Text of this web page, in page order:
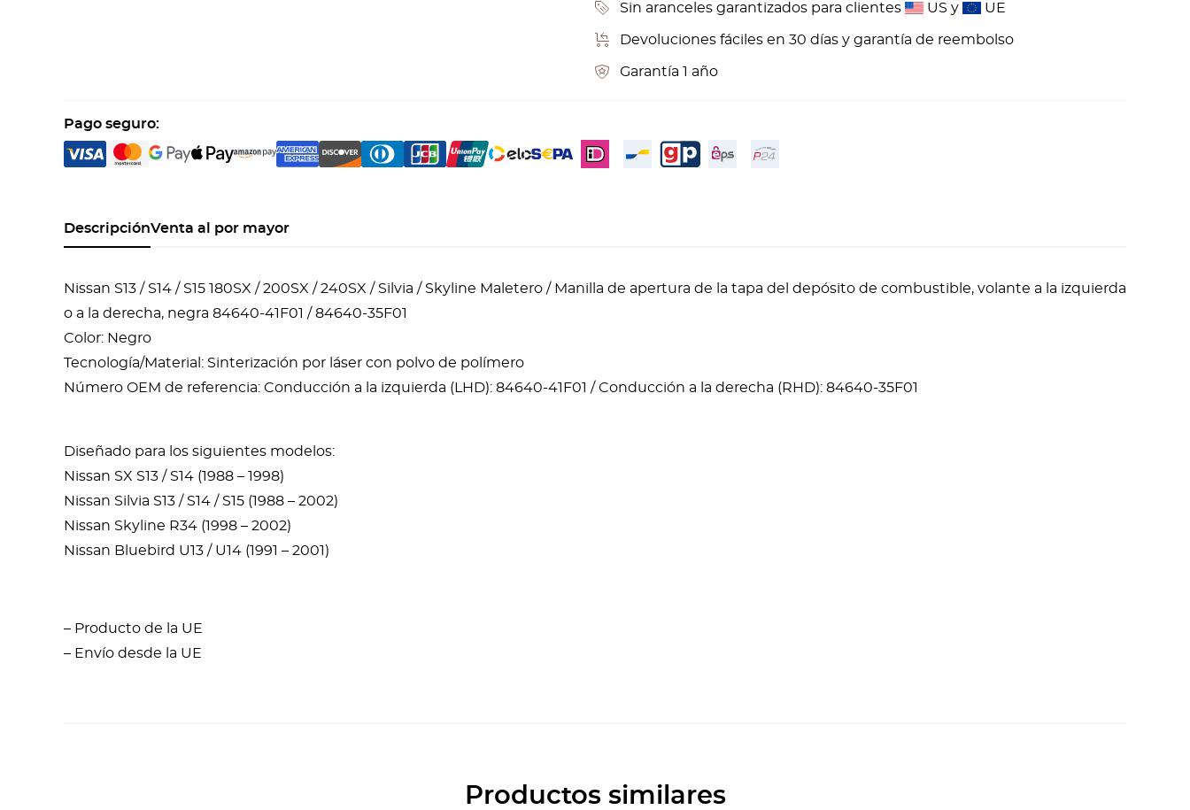
Sin aranceles garantizados para clientes US y UE
Devoluciones fáciles en 30 días y garantía de reembolso
Garantía 1 año
Pago seguro:
DescripciónVenta al por mayor
Nissan S13 / S14 / S15 180SX / 200SX / 240SX / Silvia / Skyline Maletero / Manilla de apertura de la tapa del depósito de combustible, volante a la izquierda
o a la derecha, negra 84640-41F01 / 84640-35F01
Color: Negro
Tecnología/Material: Sinterización por láser con polvo de polímero
Número OEM de referencia: Conducción a la izquierda (LHD): 84640-41F01 / Conducción a la derecha (RHD): 84640-35F01
Diseñado para los siguientes modelos:
Nissan SX S13 / S14 (1988 – 1998)
Nissan Silvia S13 / S14 / S15 (1988 – 2002)
Nissan Skyline R34 (1998 – 2002)
Nissan Bluebird U13 / U14 (1991 – 2001)
– Producto de la UE
– Envío desde la UE
Productos similares